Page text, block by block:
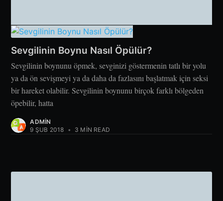
Sevgilinin Boynu Nasıl Öpülür?
Sevgilinin boynunu öpmek, sevginizi göstermenin tatlı bir yolu
ya da ön sevişmeyi ya da daha da fazlasını başlatmak için seksi
bir hareket olabilir. Sevgilinin boynunu birçok farklı bölgeden
öpebilir, hatta
ADMIN
9 ŞUB 2018 • 3 MIN READ